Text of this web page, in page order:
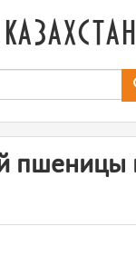
пшеницы